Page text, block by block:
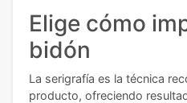
Elige cómo
bidón
La serigrafía es la técnica
producto, ofreciendo